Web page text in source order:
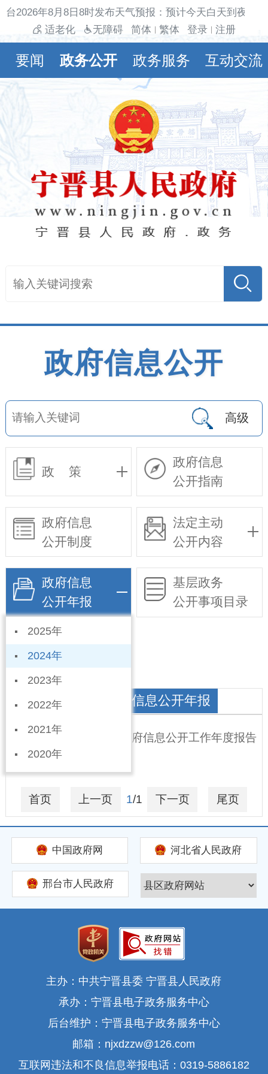
台2026年8月8日8时发布天气预报：预计今天白天到夜间
适老化
无障碍 简体 繁体 登录 注册
要闻 政务公开 政务服务 互动交流
政府信息公开
高级
政 策
政府信息
公开指南
政府信息
公开制度
法定主动
公开内容
政府信息
公开年报
2025年
2024年
2023年
2022年
2021年
2020年
基层政务
公开事项目录
依申请公开
凤凰镇人民政府政府信息公开年报
宁晋县凤凰镇 2024年政府信息公开工作年度报告
2025-01-26
首页 上一页 1/1 下一页 尾页
中国政府网 河北省人民政府
邢台市人民政府
主办：中共宁晋县委 宁晋县人民政府
承办：宁晋县电子政务服务中心
后台维护：宁晋县电子政务服务中心
邮箱：njxdzzw@126.com
互联网违法和不良信息举报电话：0319-5886182